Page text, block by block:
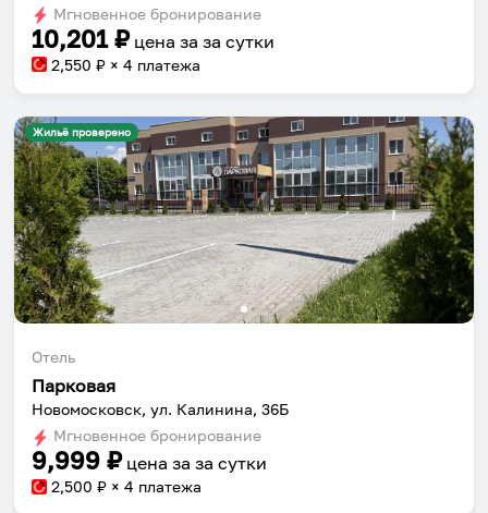
changing
dates.
changing
dates.
Мгновенное бронирование
10,201₽ цена за за сутки
2,550 ₽ × 4 платежа
Жильё проверено
Отель
Парковая
Новомосковск, ул. Калинина, 36Б
Мгновенное бронирование
9,999 ₽ цена за за сутки
2,500 ₽ × 4 платежа